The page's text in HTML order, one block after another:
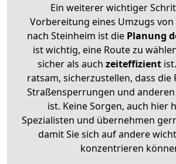
Ein weiterer wichtiger
Vorbereitung eines Umzugs
nach Steinheim ist die Planung
ist wichtig, eine Route zu
sicher als auch zeiteffizient
ratsam, sicherzustellen, dass die
Straßensperrungen und
ist. Keine Sorgen, auch hier
Spezialisten und übernehmen
damit Sie sich auf andere
konzentrieren